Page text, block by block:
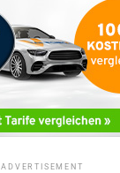
ADVERTISEMENT